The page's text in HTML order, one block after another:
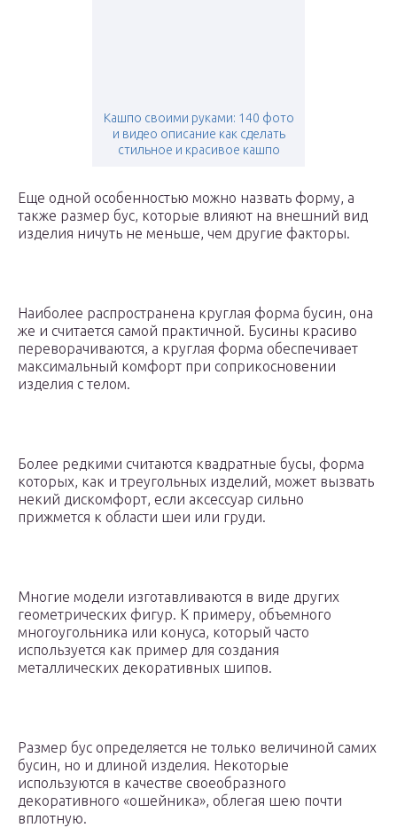
Кашпо своими руками: 140 фото
и видео описание как сделать
стильное и красивое кашпо
Еще одной особенностью можно назвать форму, а
также размер бус, которые влияют на внешний вид
изделия ничуть не меньше, чем другие факторы.
Наиболее распространена круглая форма бусин, она
же и считается самой практичной. Бусины красиво
переворачиваются, а круглая форма обеспечивает
максимальный комфорт при соприкосновении
изделия с телом.
Более редкими считаются квадратные бусы, форма
которых, как и треугольных изделий, может вызвать
некий дискомфорт, если аксессуар сильно
прижмется к области шеи или груди.
Многие модели изготавливаются в виде других
геометрических фигур. К примеру, объемного
многоугольника или конуса, который часто
используется как пример для создания
металлических декоративных шипов.
Размер бус определяется не только величиной самих
бусин, но и длиной изделия. Некоторые
используются в качестве своеобразного
декоративного «ошейника», облегая шею почти
вплотную.